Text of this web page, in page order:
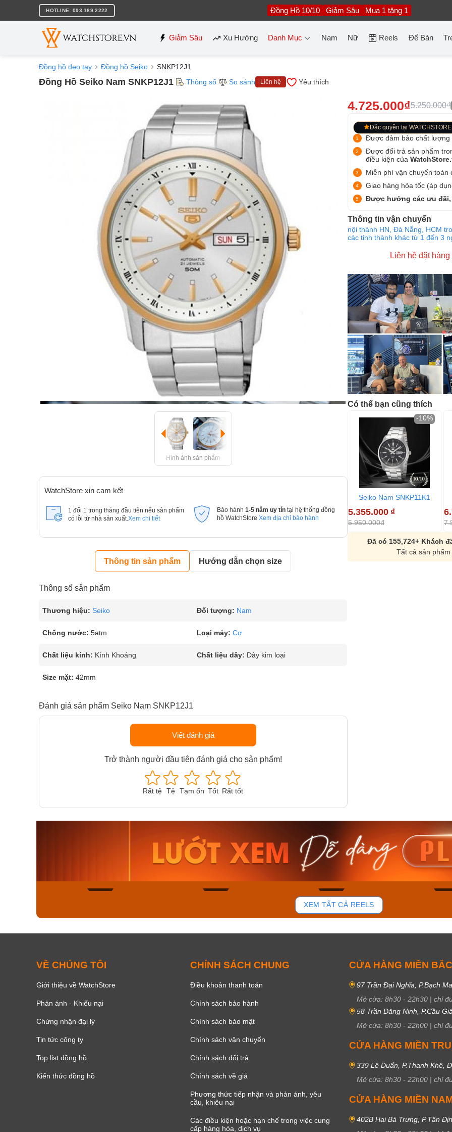
nội
HOTLINE: 093.189.2222 Đồng Hồ 10/10 Giảm Sâu Mua 1 tặng 1
Giảm Sâu Xu Hướng Danh Mục Nam Nữ Reels Để Bàn
Đồng hồ đeo tay Đồng hồ Seiko SNKP12J1
Đồng Hồ Seiko Nam SNKP12J1 Thông số So sánh Liên hệ Yêu thích
Hình ảnh sản phẩm
WatchStore xin cam kết
1 đổi 1 trong tháng đầu tiên nếu sản phẩm
có lỗi từ nhà sản xuất. Xem chi tiết
Bảo hành 1-5 năm uy tín tại hệ thống đồng
hồ WatchStore Xem địa chỉ bảo hành
Thông tin sản phẩm Hướng dẫn chọn size
Thông số sản phẩm
Thương hiệu: Seiko Đối tượng: Nam
Chống nước: 5atm Loại máy: Cơ
Chất liệu kính: Kính Khoáng Chất liệu dây: Dây kim loại
Size mặt: 42mm
Đánh giá sản phẩm Seiko Nam SNKP12J1
Viết đánh giá
Trở thành người đầu tiên đánh giá cho sản phẩm!
Rất tệ Tệ Tạm ổn Tốt Rất tốt
4.725.000₫5.250.000₫
Đặc quyền tại WATCHSTORE
Được đảm bảo chất lượng
Được đổi trả sản phẩm
điều kiện của
Miễn phí vận chuyển toàn
Giao hàng hỏa tốc (áp
Được hưởng các ưu đãi,
Thông tin vận chuyển
nội thành HN, Đà Nẵng, HCM
các tỉnh thành khác từ 1 đến 3
Liên hệ đặt hàng
Có thể bạn cũng thích
Seiko Nam SNKP11K1
5.355.000 ₫
5.950.000đ
-10%
Đã có 155,724+ Khách
Tất cả sản
Casio Nam MTS-
115D-1AVDF
2.823.000₫
2.399.550₫
Mua ngay
40
Casio Nam MTS-
RS100L-1AVDF
4.276.000₫
3.634.600₫
Casio
230EL-
Mua
XEM TẤT CẢ REELS
VỀ CHÚNG TÔI
Giới thiệu về WatchStore
Phản ánh - Khiếu nại
Chứng nhận đại lý
Tin tức công ty
Top list đồng hồ
Kiến thức đồng hồ
CHÍNH SÁCH CHUNG
Điều khoản thanh toán
Chính sách bảo hành
Chính sách bảo mật
Chính sách vận chuyển
Chính sách đổi trả
Chính sách về giá
Phương thức tiếp nhận và phản ánh, yêu
cầu, khiêu nại
Các điều kiện hoặc hạn chế trong việc cung
cấp hàng hóa, dịch vụ
CỬA HÀNG MIỀN BẮC
97 Trần Đại Nghĩa, P.Bạch
Mở cửa: 8h30 - 22h30 | chỉ
58 Trần Đăng Ninh, P.Cầu
Mở cửa: 8h30 - 22h00 | chỉ
CỬA HÀNG MIỀN
339 Lê Duẩn, P.Thanh Khê,
Mở cửa: 8h30 - 22h00 | chỉ
CỬA HÀNG MIỀN
402B Hai Bà Trưng, P.Tân